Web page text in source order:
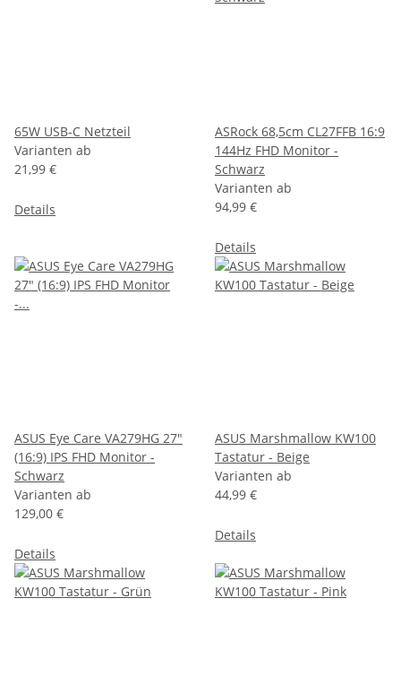
65W USB-C Netzteil
Varianten ab
21,99 €
Details
ASRock 68,5cm CL27FFB 16:9
144Hz FHD Monitor -
Schwarz
Varianten ab
94,99 €
Details
ASUS Eye Care VA279HG 27"
(16:9) IPS FHD Monitor -
Schwarz
Varianten ab
129,00 €
Details
ASUS Marshmallow KW100
Tastatur - Beige
Varianten ab
44,99 €
Details